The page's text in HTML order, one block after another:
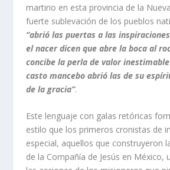
martirio en esta provincia de la
fuerte sublevación de los pueblos
“abrió las puertas a las
el nacer dicen que abre la boca al
concibe la perla de valor
casto mancebo abrió las de su
de la gracia”.
Este lenguaje con galas retóricas
estilo que los primeros cronistas de
especial, aquellos que construyeron
de la Compañía de Jesús en México,